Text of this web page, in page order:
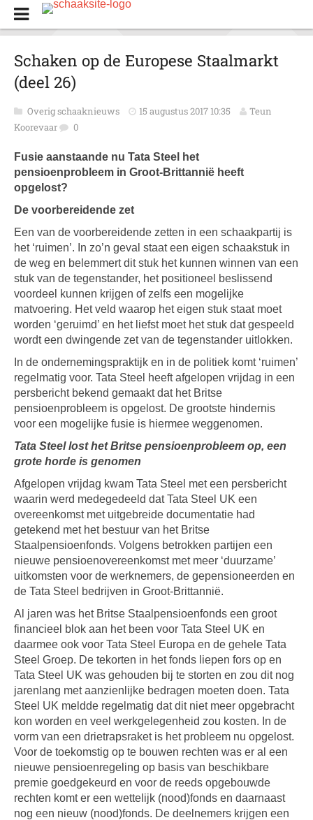
Schaken op de Europese Staalmarkt
(deel 26)
Overig schaaknieuws 15 augustus 2017 10:35
Teun
Koorevaar
0
Fusie aanstaande nu Tata Steel het
pensioenprobleem in Groot-Brittannië heeft
opgelost?
De voorbereidende zet
Een van de voorbereidende zetten in een schaakpartij is
het ‘ruimen’. In zo’n geval staat een eigen schaakstuk in
de weg en belemmert dit stuk het kunnen winnen van een
stuk van de tegenstander, het positioneel beslissend
voordeel kunnen krijgen of zelfs een mogelijke
matvoering. Het veld waarop het eigen stuk staat moet
worden ‘geruimd’ en het liefst moet het stuk dat gespeeld
wordt een dwingende zet van de tegenstander uitlokken.
In de ondernemingspraktijk en in de politiek komt ‘ruimen’
regelmatig voor. Tata Steel heeft afgelopen vrijdag in een
persbericht bekend gemaakt dat het Britse
pensioenprobleem is opgelost. De grootste hindernis
voor een mogelijke fusie is hiermee weggenomen.
Tata Steel lost het Britse pensioenprobleem op, een
grote horde is genomen
Afgelopen vrijdag kwam Tata Steel met een persbericht
waarin werd medegedeeld dat Tata Steel UK een
overeenkomst met uitgebreide documentatie had
getekend met het bestuur van het Britse
Staalpensioenfonds. Volgens betrokken partijen een
nieuwe pensioenovereenkomst met meer ‘duurzame’
uitkomsten voor de werknemers, de gepensioneerden en
de Tata Steel bedrijven in Groot-Brittannië.
Al jaren was het Britse Staalpensioenfonds een groot
financieel blok aan het been voor Tata Steel UK en
daarmee ook voor Tata Steel Europa en de gehele Tata
Steel Groep. De tekorten in het fonds liepen fors op en
Tata Steel UK was gehouden bij te storten en zou dit nog
jarenlang met aanzienlijke bedragen moeten doen. Tata
Steel UK meldde regelmatig dat dit niet meer opgebracht
kon worden en veel werkgelegenheid zou kosten. In de
vorm van een drietrapsraket is het probleem nu opgelost.
Voor de toekomstig op te bouwen rechten was er al een
nieuwe pensioenregeling op basis van beschikbare
premie goedgekeurd en voor de reeds opgebouwde
rechten komt er een wettelijk (nood)fonds en daarnaast
nog een nieuw (nood)fonds. De deelnemers krijgen een